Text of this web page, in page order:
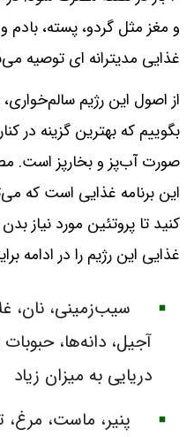
و مغز مثل گردو، پسته،
غذایی مدیترانه ای توصیه
از اصول این رژیم
بگوییم که بهترین گزینه در
‌صورت آب‌پز و بخارپز است.
این برنامه غذایی است که
کنید تا پروتئین مورد نیاز
غذایی این رژیم را در ادامه
سیب‌زمینی، نان،
آجیل، دانه‌ها،
دریایی به میزان زیاد
پنیر، ماست،